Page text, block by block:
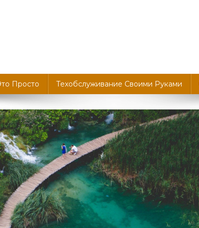
Просто Техобслуживание Своими Руками